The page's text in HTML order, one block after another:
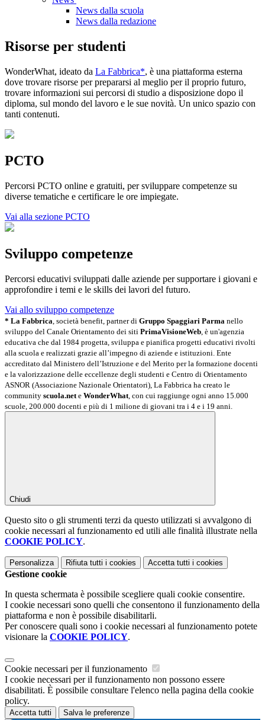
News dalla scuola
News dalla redazione
Risorse per studenti
WonderWhat, ideato da La Fabbrica*, è una piattaforma esterna
dove trovare risorse per prepararsi al meglio per il proprio futuro,
trovare informazioni sui percorsi di studio a disposizione dopo il
diploma, sul mondo del lavoro e le sue novità. Un unico spazio con
tanti contenuti.
PCTO
Percorsi PCTO online e gratuiti, per sviluppare competenze su
diverse tematiche e certificare le ore impiegate.
Vai alla sezione PCTO
Sviluppo competenze
Percorsi educativi sviluppati dalle aziende per supportare i giovani e
approfondire i temi e le skills dei lavori del futuro.
Vai allo sviluppo competenze
* La Fabbrica , società benefit, partner di Gruppo Spaggiari Parma nello
sviluppo del Canale Orientamento dei siti PrimaVisioneWeb , è un'agenzia
educativa che dal 1984 progetta, sviluppa e pianifica progetti educativi rivolti
alla scuola e realizzati grazie all’impegno di aziende e istituzioni. Ente
accreditato dal Ministero dell’Istruzione e del Merito per la formazione docenti
e la valorizzazione delle eccellenze degli studenti e Centro di Orientamento
ASNOR (Associazione Nazionale Orientatori), La Fabbrica ha creato le
community scuola.net e WonderWhat , con cui raggiunge ogni anno 15.000
scuole, 200.000 docenti e più di 1 milione di giovani tra i 4 e i 19 anni.
Chiudi
Questo sito o gli strumenti terzi da questo utilizzati si avvalgono di
cookie necessari al funzionamento ed utili alle finalità illustrate nella
COOKIE POLICY.
Personalizza Rifiuta tutti i cookies Accetta tutti i cookies
Gestione cookie
In questa schermata è possibile scegliere quali cookie consentire.
I cookie necessari sono quelli che consentono il funzionamento della
piattaforma e non è possibile disabilitarli.
Per conoscere quali sono i cookie necessari al funzionamento potete
visionare la COOKIE POLICY.
Cookie necessari per il funzionamento
I cookie necessari per il funzionamento non possono essere
disabilitati. È possibile consultare l'elenco nella pagina della cookie
policy.
Accetta tutti Salva le preferenze